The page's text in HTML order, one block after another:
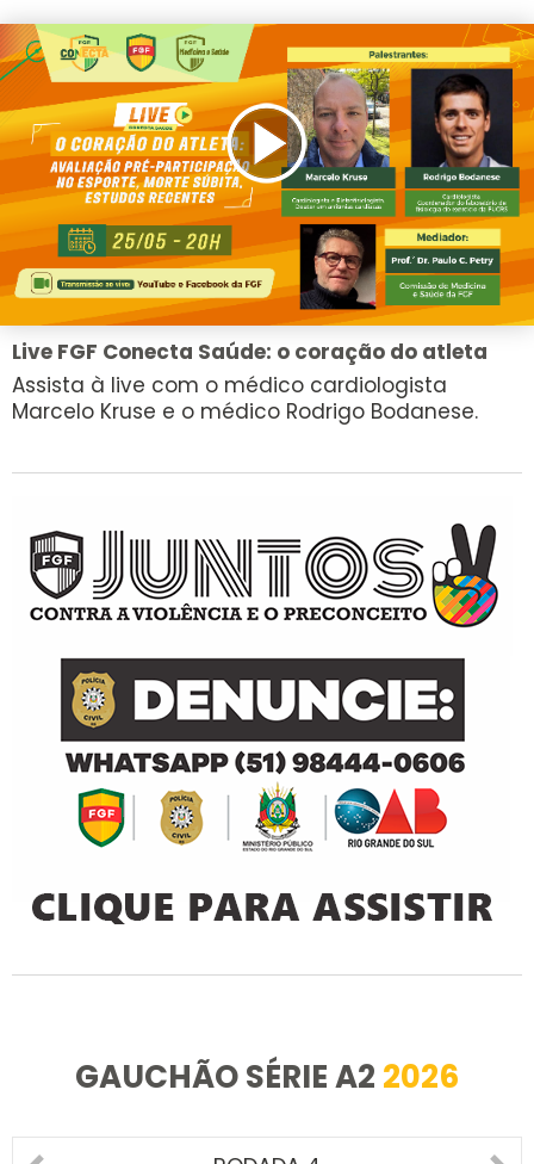
Live FGF Conecta Saúde: o coração do atleta
Assista à live com o médico cardiologista
Marcelo Kruse e o médico Rodrigo Bodanese.
GAUCHÃO SÉRIE A2 2026